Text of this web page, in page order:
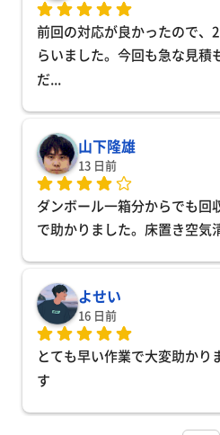
前回の対応が良かったので、
らいました。今回も急な見積
だ...
山下隆雄
13 日前
ダンボール一箱分からでも回
で助かりました。床置き空
よせい
16 日前
とても早い作業で大変助かり
す